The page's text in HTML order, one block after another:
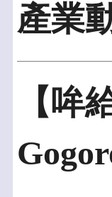
產業
【哞